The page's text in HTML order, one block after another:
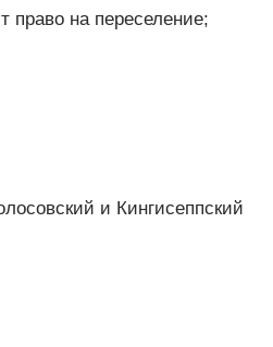
право на переселение;
и Кингисеппский